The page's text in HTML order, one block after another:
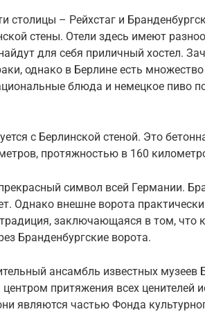
столицы – Рейхстаг и
стены. Отели здесь имеют
для себя приличный хостел.
однако в Берлине есть
блюда и немецкое пиво
с Берлинской стеной. Это
протяжностью в 160
символ всей Германии.
Однако внешне ворота
заключающаяся в том, что
Бранденбургские ворота.
ансамбль известных музеев
притяжения всех ценителей
являются частью Фонда